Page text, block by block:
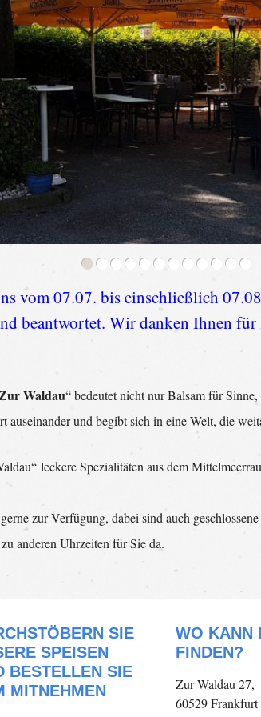
••••••••••••
vom 07.07. bis einschließlich
beantwortet. Wir danken Ihnen
Waldau“ bedeutet nicht nur Balsam für
auseinander und begibt sich in eine Welt, die
leckere Spezialitäten aus dem
zur Verfügung, dabei sind auch
anderen Uhrzeiten für Sie da.
SIE
SPEISEN
BESTELLEN SIE
MITNEHMEN
WO KANN
FINDEN?
Zur Waldau 27,
60529 Frankfurt